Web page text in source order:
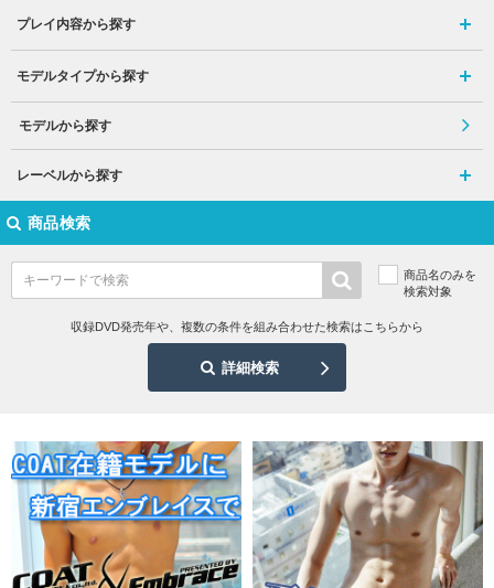
プレイ内容から探す
モデルタイプから探す
モデルから探す
レーベルから探す
商品検索
商品名のみを
検索対象
収録DVD発売年や、複数の条件を組み合わせた検索はこちらから
詳細検索